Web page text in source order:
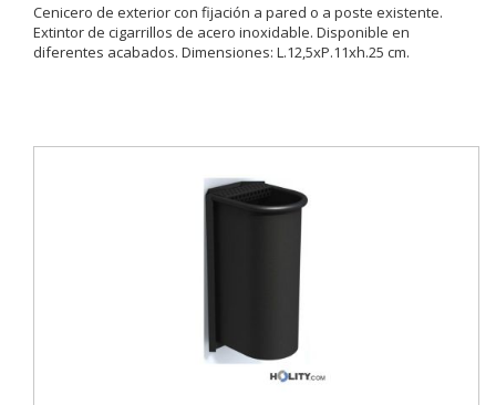
Cenicero de exterior con fijación a pared o a poste existente.
Extintor de cigarrillos de acero inoxidable. Disponible en
diferentes acabados. Dimensiones: L.12,5xP.11xh.25 cm.